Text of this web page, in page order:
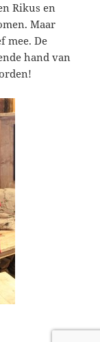
Rikus en
Maar
mee. De
hand van